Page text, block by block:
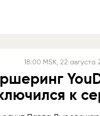
18:00 MSK , 22 августа
к